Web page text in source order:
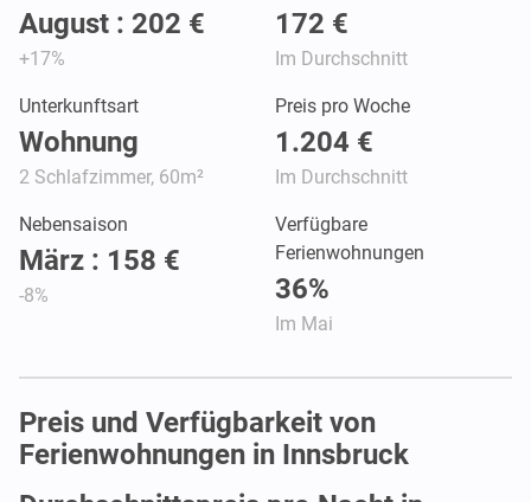
August : 202 €
+17%
172 €
Im Durchschnitt
Unterkunftsart
Wohnung
2 Schlafzimmer, 60m²
Preis pro Woche
1.204 €
Im Durchschnitt
Nebensaison
März : 158 €
-8%
Verfügbare
Ferienwohnungen
36%
Im Mai
Preis und Verfügbarkeit von
Ferienwohnungen in Innsbruck